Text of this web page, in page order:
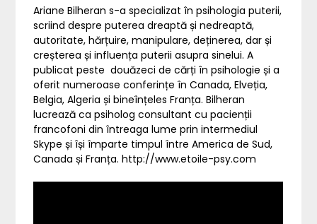
Ariane Bilheran s-a specializat în psihologia puterii,
scriind despre puterea dreaptă și nedreaptă,
autoritate, hărțuire, manipulare, deținerea, dar și
creșterea și influența puterii asupra sinelui. A
publicat peste douăzeci de cărți în psihologie și a
oferit numeroase conferințe în Canada, Elveția,
Belgia, Algeria și bineînțeles Franța. Bilheran
lucrează ca psiholog consultant cu pacienții
francofoni din întreaga lume prin intermediul
Skype și își împarte timpul între America de Sud,
Canada și Franța. http://www.etoile-psy.com